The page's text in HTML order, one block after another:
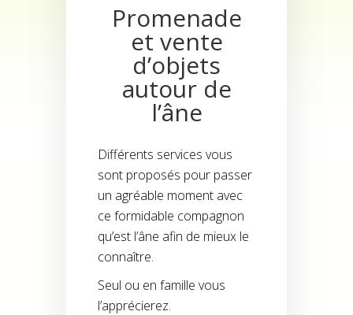
Promenade
et vente
d’objets
autour de
l’âne
Différents services vous
sont proposés pour passer
un agréable moment avec
ce formidable compagnon
qu’est l’âne afin de mieux le
connaître.
Seul ou en famille vous
l’apprécierez.